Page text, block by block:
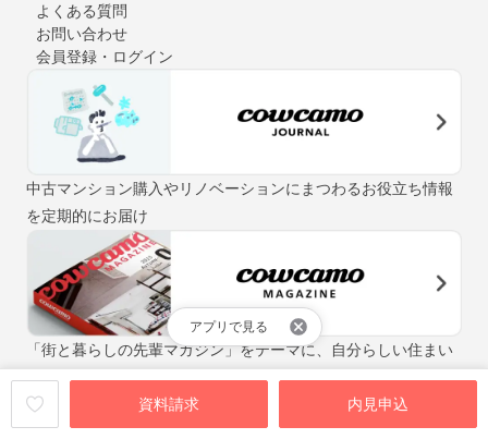
資料請求 内見申込
アプリで見る
よくある質問
お問い合わせ
会員登録・ログイン
中古マンション購入やリノベーションにまつわるお役立ち情報
を定期的にお届け
「街と暮らしの先輩マガジン」をテーマに、自分らしい住まい
探しをお手伝いするウェブマガジン